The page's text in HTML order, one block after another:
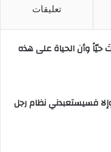
تعليقات
حيّاً وأن الحياة على هذه
فسيستعبدني نظام رجل